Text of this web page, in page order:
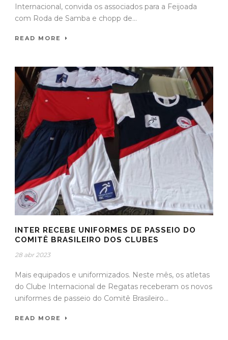
Internacional, convida os associados para a Feijoada
com Roda de Samba e chopp de...
READ MORE
INTER RECEBE UNIFORMES DE PASSEIO DO
COMITÊ BRASILEIRO DOS CLUBES
28 abr 2023
Mais equipados e uniformizados. Neste mês, os atletas
do Clube Internacional de Regatas receberam os novos
uniformes de passeio do Comitê Brasileiro...
READ MORE